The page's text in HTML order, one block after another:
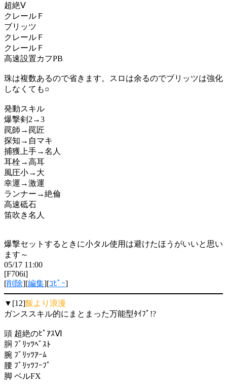
超絶Ⅴ
クレールＦ
ブリッツ
クレールＦ
クレールＦ
高速設置カフPB
珠は複数あるので省きます。スロは余るのでブリッツは強化
しなくても○
発動スキル
爆撃剣2→3
罠師→罠匠
探知→自マキ
捕獲上手→名人
耳栓→高耳
風圧小→大
幸運→激運
ランナー→絶倫
高速砥石
笛吹き名人
爆撃セットするときに小タル使用は避けたほうがいいと思い
ます～
05/17 11:00
[F706i]
[削除][編集][ｺﾋﾟｰ]
▼[12]飯より浪漫
ガンススキル的にまとまった万能型ﾀｲﾌﾟ!?
頭 超絶のﾋﾟｱｽⅥ
胴 ﾌﾞﾘｯﾂﾍﾞｽﾄ
腕 ﾌﾞﾘｯﾂｱｰﾑ
腰 ﾌﾞﾘｯﾂﾌｰﾌﾟ
脚 ベルFX